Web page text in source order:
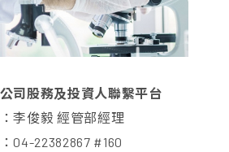
司股務及投資人聯繫平台
李俊毅 經管部經理
04-22382867 #160